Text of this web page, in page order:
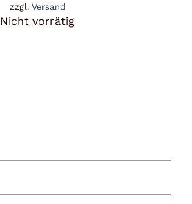
zzgl. Versand
Nicht vorrätig